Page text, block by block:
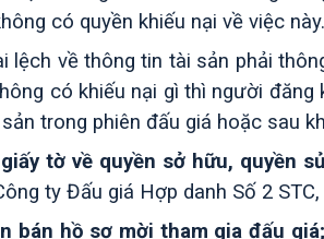
có quyền khiếu nại về việc này.
về thông tin tài sản phải
có khiếu nại gì thì người
trong phiên đấu giá hoặc sau
giấy tờ về quyền sở hữu, quyền
ty Đấu giá Hợp danh Số 2 STC,
bán hồ sơ mời tham gia đấu